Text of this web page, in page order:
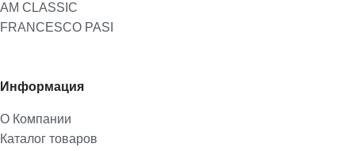
AM CLASSIC
FRANCESCO PASI
Информация
О Компании
Каталог товаров